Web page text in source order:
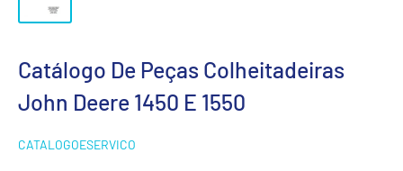
Catálogo De Peças Colheitadeiras
John Deere 1450 E 1550
CATALOGOESERVICO